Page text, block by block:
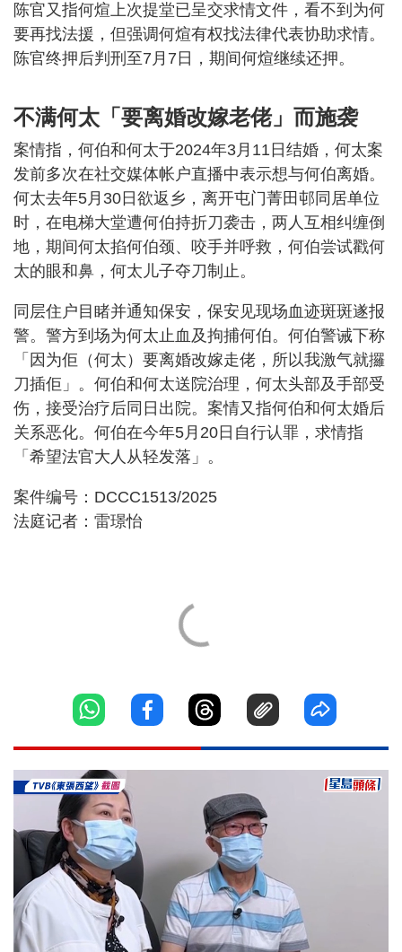
陈官又指何煊上次提堂已呈交求情文件，看不到为何
要再找法援，但强调何煊有权找法律代表协助求情。
陈官终押后判刑至7月7日，期间何煊继续还押。
不满何太「要离婚改嫁老佬」而施袭
案情指，何伯和何太于2024年3月11日结婚，何太案
发前多次在社交媒体帐户直播中表示想与何伯离婚。
何太去年5月30日欲返乡，离开屯门菁田邨同居单位
时，在电梯大堂遭何伯持折刀袭击，两人互相纠缠倒
地，期间何太掐何伯颈、咬手并呼救，何伯尝试戳何
太的眼和鼻，何太儿子夺刀制止。
同层住户目睹并通知保安，保安见现场血迹斑斑遂报
警。警方到场为何太止血及拘捕何伯。何伯警诫下称
「因为佢（何太）要离婚改嫁走佬，所以我激气就攞
刀插佢」。何伯和何太送院治理，何太头部及手部受
伤，接受治疗后同日出院。案情又指何伯和何太婚后
关系恶化。何伯在今年5月20日自行认罪，求情指
「希望法官大人从轻发落」。
案件编号：DCCC1513/2025
法庭记者：雷璟怡